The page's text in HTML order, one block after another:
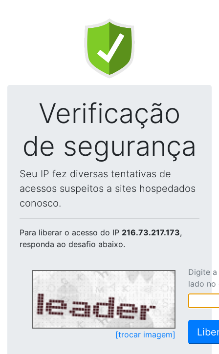
Verificação
de segurança
Seu IP fez diversas tentativas de
acessos suspeitos a sites hospedados
conosco.
Para liberar o acesso do IP 216.73.217.173,
responda ao desafio abaixo.
[trocar imagem]
Digite
lado no